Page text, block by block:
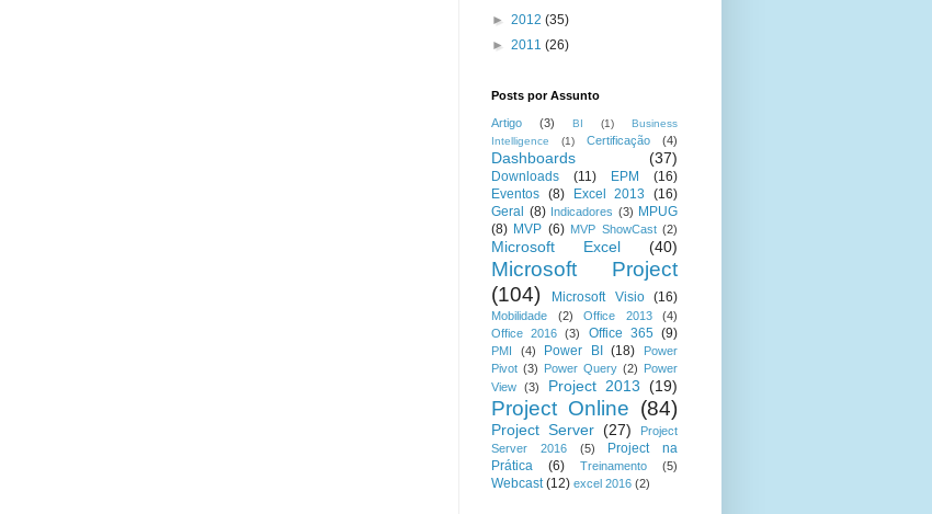
► 2012 (35)
► 2011 (26)
Posts por Assunto
Artigo (3) BI (1)
Business
Intelligence
(1) Certificação (4)
Dashboards (37)
Downloads (11) EPM
(16)
Eventos (8) Excel 2013
(16)
Geral (8) Indicadores (3) MPUG
(8) MVP (6) MVP ShowCast (2)
Microsoft Excel (40)
Microsoft Project
(104)
Microsoft Visio (16)
Mobilidade (2) Office 2013
(4)
Office 2016
(3) Office 365 (9)
PMI (4) Power BI (18)
Power
Pivot (3) Power Query (2) Power
View
(3) Project 2013 (19)
Project Online (84)
Project Server (27)
Project
Server 2016
(5)
Project na
Prática
(6) Treinamento (5)
Webcast (12) excel 2016 (2)